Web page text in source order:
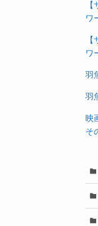
ワ
ワ
羽
羽
映
そ